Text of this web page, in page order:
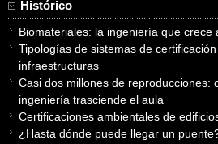
Histórico
Biomateriales: la ingeniería que crece
Tipologías de sistemas de
infraestructuras
Casi dos millones de reproducciones:
ingeniería trasciende el aula
Certificaciones ambientales de
¿Hasta dónde puede llegar un